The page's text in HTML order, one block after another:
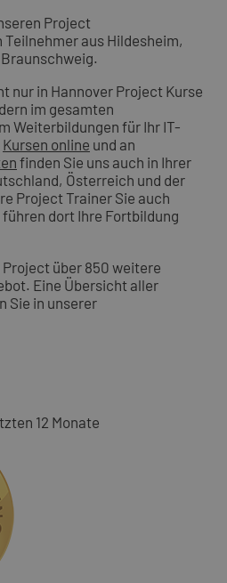
Project
aus Hildesheim,
nur in Hannover Project Kurse
im gesamten
Weiterbildungen für Ihr IT-
Kursen online und an
finden Sie uns auch in Ihrer
Österreich und der
Project Trainer Sie auch
dort Ihre Fortbildung
Project über 850 weitere
Eine Übersicht aller
Sie in unserer
12 Monate